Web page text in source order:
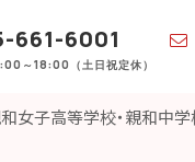
661-6001
～18:00（土日祝定休）
女子高等学校・親和中